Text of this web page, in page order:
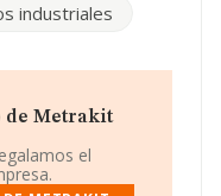
empresa no tiene
ha tenido
rankings: la
sectorial
1.389 al 1.357.
industriales
de Metrakit
el